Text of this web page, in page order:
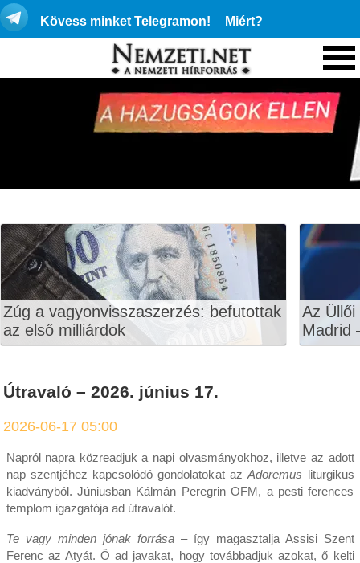
Kövess minket Telegramon! Miért?
Zúg a vagyonvisszaszerzés: befutottak
az első milliárdok
Az
Madrid
Útravaló – 2026. június 17.
2026-06-17 05:00
Napról napra közreadjuk a napi olvasmányokhoz, illetve az adott
nap szentjéhez kapcsolódó gondolatokat azAdoremus liturgikus
kiadványból. Júniusban Kálmán Peregrin OFM, a pesti ferences
templom igazgatója ad útravalót.
Te vagy minden jónak forrása– így magasztalja Assisi Szent
Ferenc az Atyát. Ő ad javakat, hogy továbbadjuk azokat, ő kelti